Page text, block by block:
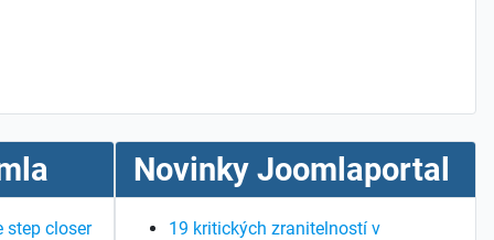
step closer
Novinky Joomlaportal
19 kritických zranitelností v